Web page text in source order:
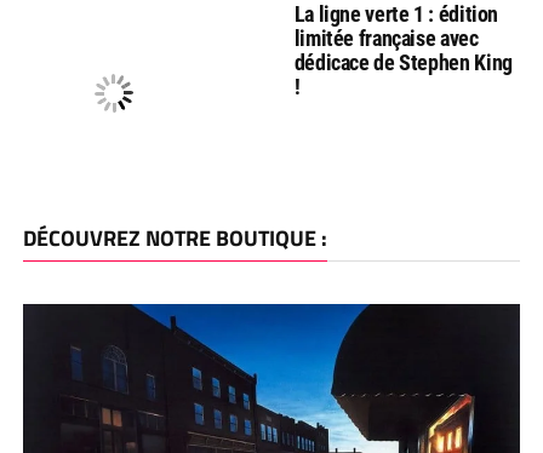
La ligne verte 1 : édition
limitée française avec
dédicace de Stephen King
!
DÉCOUVREZ NOTRE BOUTIQUE :